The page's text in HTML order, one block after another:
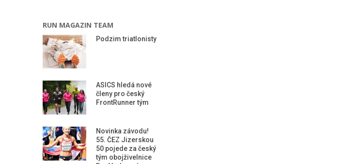
RUN MAGAZIN TEAM
Podzim triatlonisty
ASICS hledá nové
členy pro český
FrontRunner tým
Novinka závodu!
55. ČEZ Jizerskou
50 pojede za český
tým obojživelnice